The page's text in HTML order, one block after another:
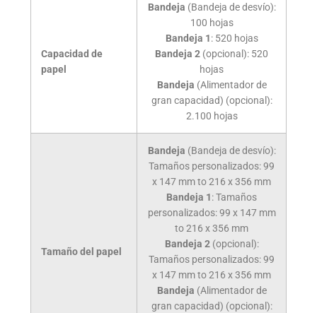
Capacidad de
papel
Bandeja (Bandeja de desvío):
100 hojas
Bandeja 1: 520 hojas
Bandeja 2 (opcional): 520
hojas
Bandeja (Alimentador de
gran capacidad) (opcional):
2.100 hojas
Tamaño del papel
Bandeja (Bandeja de desvío):
Tamaños personalizados: 99
x 147 mm to 216 x 356 mm
Bandeja 1: Tamaños
personalizados: 99 x 147 mm
to 216 x 356 mm
Bandeja 2(opcional):
Tamaños personalizados: 99
x 147 mm to 216 x 356 mm
Bandeja (Alimentador de
gran capacidad) (opcional):